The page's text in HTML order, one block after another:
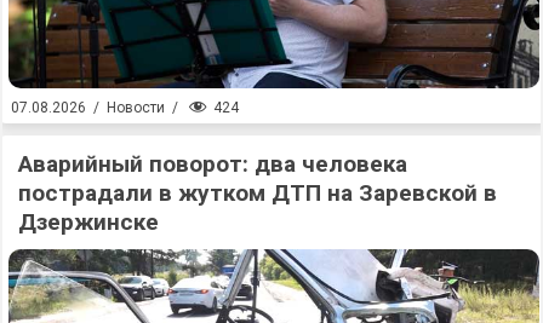
07.08.2026 / Новости / 424
Аварийный поворот: два человека
пострадали в жутком ДТП на Заревской в
Дзержинске